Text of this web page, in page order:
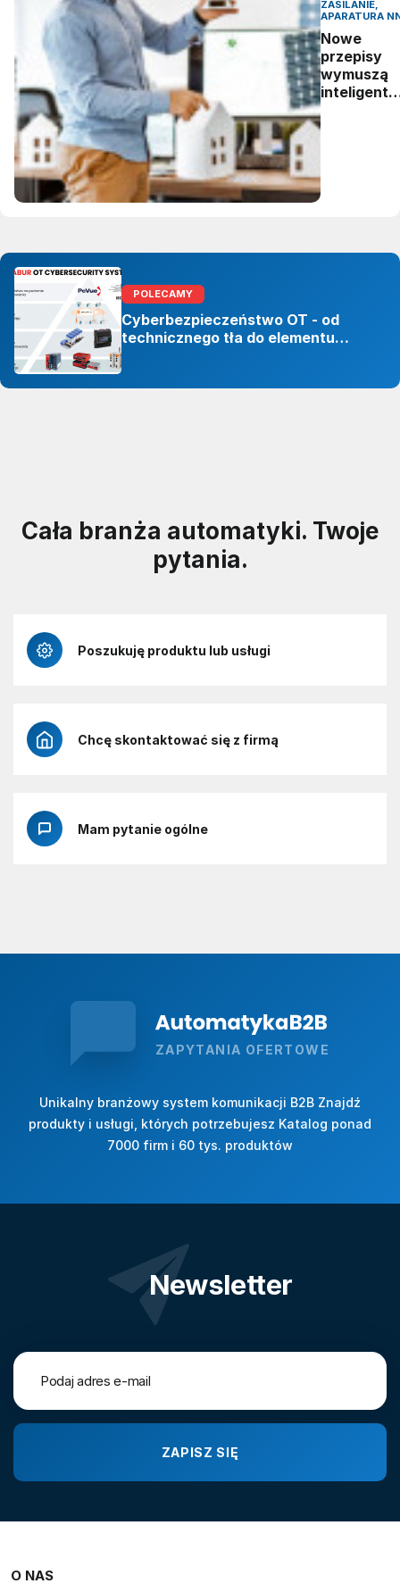
ZASILANIE,
APARATURA
Nowe
przepisy
wymuszą
POLECAMY
Cyberbezpieczeństwo OT - od
technicznego tła do elementu
Cała branża automatyki. Twoje
pytania.
Poszukuję produktu lub usługi
Chcę skontaktować się z firmą
Mam pytanie ogólne
ZAPYTANIA OFERTOWE
Unikalny branżowy system komunikacji B2B Znajdź
produkty i usługi, których potrzebujesz Katalog ponad
7000 firm i 60 tys. produktów
Newsletter
O NAS